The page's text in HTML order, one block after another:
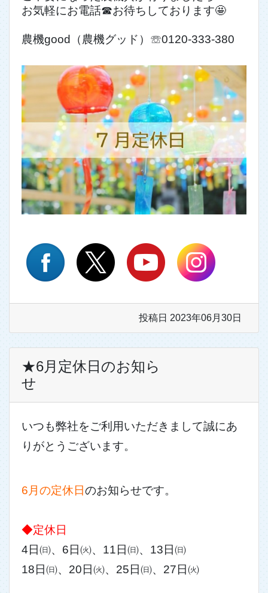
お気軽にお電話☎お待ちしております🤩
農機good（農機グッド）☏0120-333-380
投稿日 2023年06月30日
★6月定休日のお知ら
せ
いつも弊社をご利用いただきまして誠にあ
りがとうございます。
6月の定休日のお知らせです。
◆定休日
4日㈰、6日㈫、11日㈰、13日㈰
18日㈰、20日㈫、25日㈰、27日㈫